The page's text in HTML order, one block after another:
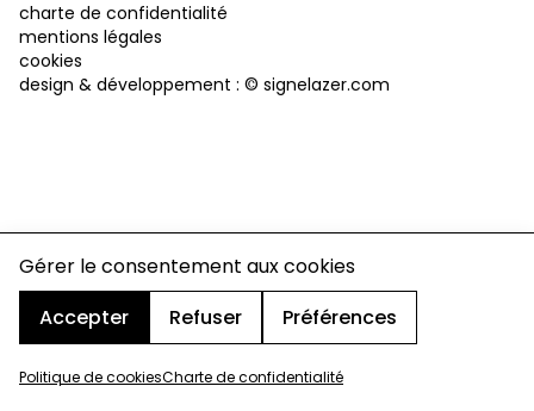
Gérer le consentement aux cookies
Accepter
Refuser Préférences
Politique de cookiesCharte de confidentialité
charte de confidentialité
mentions légales
cookies
design & développement : © signelazer.com